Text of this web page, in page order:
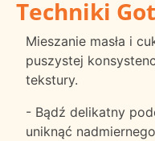
Techniki
Mieszanie masła i
puszystej
tekstury.
- Bądź delikatny
uniknąć